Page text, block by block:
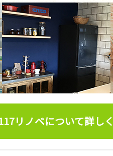
リノベについて詳しく